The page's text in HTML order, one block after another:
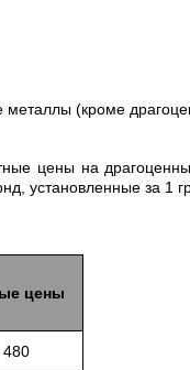
(кроме
цены на
установленные за 1
цены